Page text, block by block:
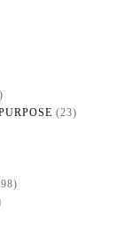
(23)